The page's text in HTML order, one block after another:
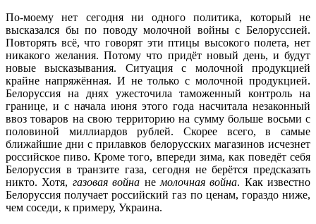
По-моему нет сегодня ни одного политика, который не
высказался бы по поводу молочной войны с Белоруссией.
Повторять всё, что говорят эти птицы высокого полета, нет
никакого желания. Потому что придёт новый день, и будут
новые высказывания. Ситуация с молочной продукцией
крайне напряжённая. И не только с молочной продукцией.
Белоруссия на днях ужесточила таможенный контроль на
границе, и с начала июня этого года насчитала незаконный
ввоз товаров на свою территорию на сумму больше восьми с
половиной миллиардов рублей. Скорее всего, в самые
ближайшие дни с прилавков белорусских магазинов исчезнет
российское пиво. Кроме того, впереди зима, как поведёт себя
Белоруссия в транзите газа, сегодня не берётся предсказать
никто. Хотя, газовая война не молочная война. Как известно
Белоруссия получает российский газ по ценам, гораздо ниже,
чем соседи, к примеру, Украина.